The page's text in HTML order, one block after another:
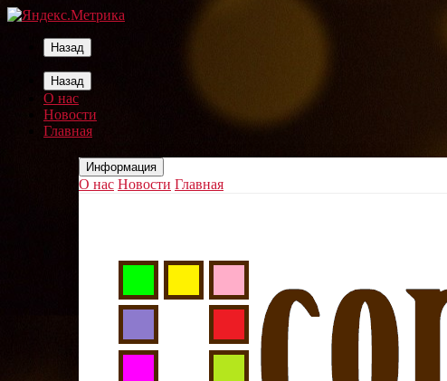
Назад
Назад
О нас
Новости
Главная
Информация
О нас Новости Главная